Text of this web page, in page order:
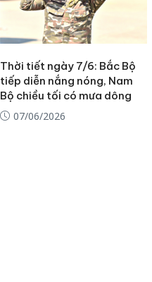
Thời tiết ngày 7/6: Bắc Bộ
tiếp diễn nắng nóng, Nam
Bộ chiều tối có mưa dông
07/06/2026